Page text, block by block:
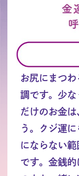
お尻にまつ
調です。少
だけのお金
う。クジ運
にならない
です。金銭